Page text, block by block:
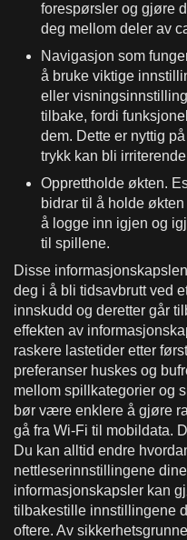
forespørsler og gjøre
deg mellom deler av
Navigasjon som
å bruke viktige
eller
tilbake, fordi
dem. Dette er nyttig
trykk kan bli
Opprettholde økten.
bidrar til å holde
å logge inn igjen og
til spillene.
Disse
deg i å bli tidsavbrutt ved
innskudd og deretter går
effekten av
raskere lastetider etter
preferanser huskes og
mellom spillkategorier og
bør være enklere å gjøre
gå fra Wi-Fi til mobildata.
Du kan alltid endre
nettleserinnstillingene
informasjonskapsler kan
tilbakestille innstillingene
oftere. Av